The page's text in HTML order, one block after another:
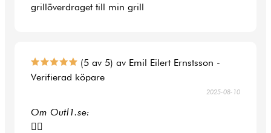
grillöverdraget till min grill
(5 av 5) av Emil Eilert Ernstsson -
Verifierad köpare
2025-08-10
Om Outl1.se:
👍🏻